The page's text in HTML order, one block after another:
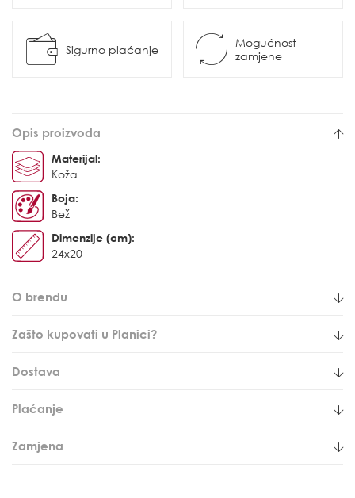
Sigurno plaćanje
Mogućnost
zamjene
Opis proizvoda
Materijal:
Koža
Boja:
Bež
Dimenzije (cm):
24x20
O brendu
Zašto kupovati u Planici?
Dostava
Plaćanje
Zamjena